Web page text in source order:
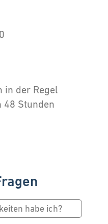
in der Regel
48 Stunden
habe ich?